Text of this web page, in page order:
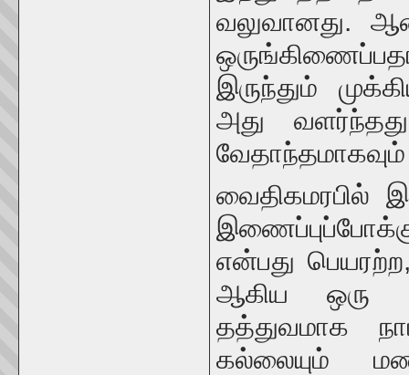
வலுவானது.
இருந்தும்
அது
வைதிகமரபில்
என்பது
ஆகிய ஒரு
தத்துவமாக
கல்லையும்